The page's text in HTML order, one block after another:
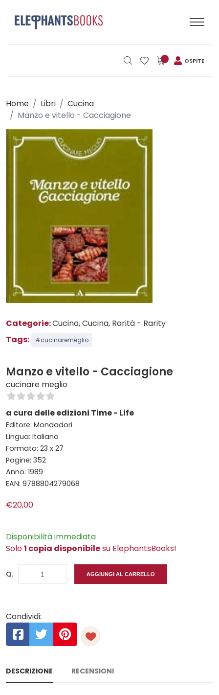
OSPITE
Home Libri
Cucina
Manzo e vitello - Cacciagione
Categorie:Cucina, Cucina, Rarità - Rarity
Tags:
#cucinaremeglio
Manzo e vitello - Cacciagione
cucinare meglio
a cura delle edizioni Time - Life
Editore: Mondadori
Lingua: Italiano
Formato: 23 x 27
Pagine: 352
Anno: 1989
EAN: 9788804279068
€20,00
Disponibilità immediata
Solo1 copia disponibilesu ElephantsBooks!
Q. AGGIUNGI AL CARRELLO
Condividi:
DESCRIZIONE RECENSIONI